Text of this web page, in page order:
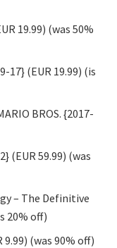
19.99) (was 50%
17} (EUR 19.99) (is
BROS. {2017-
(EUR 59.99) (was
– The Definitive
20% off)
9.99) (was 90% off)